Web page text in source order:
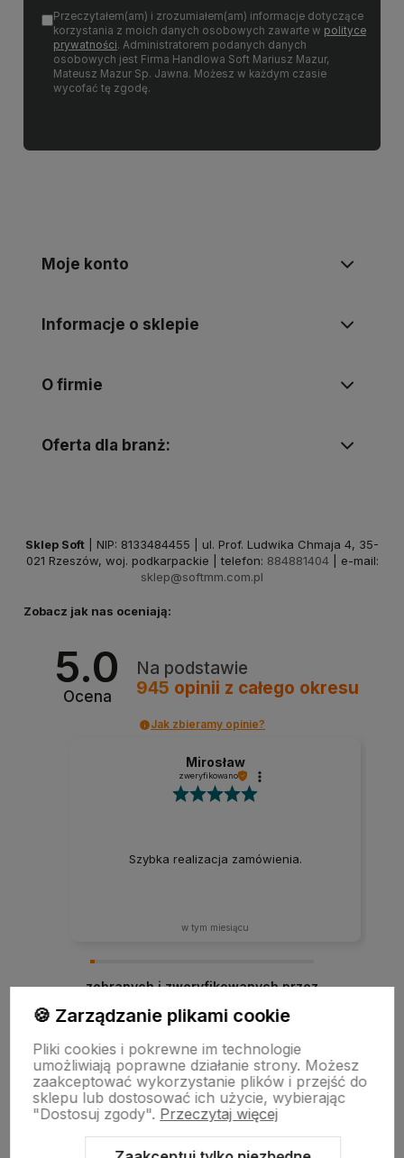
Przeczytałem(am) i zrozumiałem(am) informacje dotyczące
korzystania z moich danych osobowych zawarte w polityce
prywatności. Administratorem podanych danych
osobowych jest Firma Handlowa Soft Mariusz Mazur,
Mateusz Mazur Sp. Jawna. Możesz w każdym czasie
wycofać tę zgodę.
Moje konto
Informacje o sklepie
O firmie
Oferta dla branż:
Sklep Soft | NIP: 8133484455 | ul. Prof. Ludwika Chmaja 4, 35-
021 Rzeszów, woj. podkarpackie | telefon: 884881404 | e-mail:
sklep@softmm.com.pl
Zobacz jak nas oceniają:
5.0
Ocena
Na podstawie
945 opinii z całego okresu
Jak zbieramy opinie?
Mirosław
zweryfikowano
Szybka realizacja zamówienia.
w tym miesiącu
zebranych i zweryfikowanych przez
🍪 Zarządzanie plikami cookie
Pliki cookies i pokrewne im technologie
umożliwiają poprawne działanie strony. Możesz
zaakceptować wykorzystanie plików i przejść do
sklepu lub dostosować ich użycie, wybierając
"Dostosuj zgody". Przeczytaj więcej